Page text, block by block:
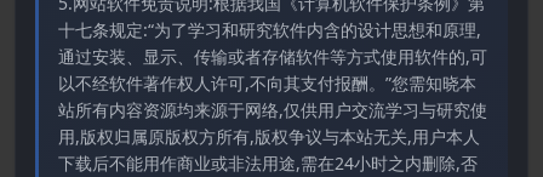
十七条规定:“为了学习和研究软件内含的设计思想和原理,
通过安装、显示、传输或者存储软件等方式使用软件的,可
以不经软件著作权人许可,不向其支付报酬。”您需知晓本
站所有内容资源均来源于网络,仅供用户交流学习与研究使
用,版权归属原版权方所有,版权争议与本站无关,用户本人
下载后不能用作商业或非法用途,需在24小时之内删除,否